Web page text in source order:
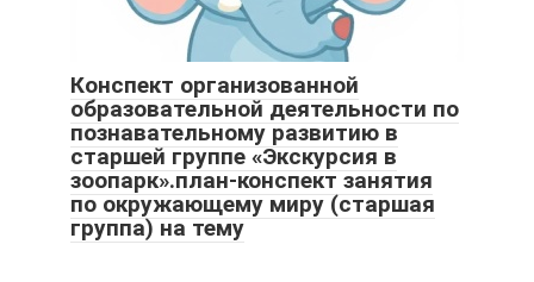
Конспект организованной
образовательной деятельности по
познавательному развитию в
старшей группе «Экскурсия в
зоопарк».план-конспект занятия
по окружающему миру (старшая
группа) на тему